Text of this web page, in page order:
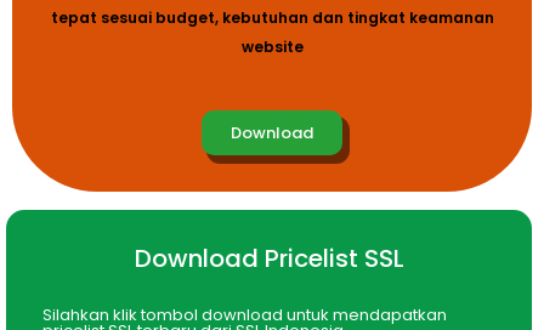
tepat sesuai budget, kebutuhan dan tingkat keamanan
website
Download
Download Pricelist SSL
Silahkan klik tombol download untuk mendapatkan